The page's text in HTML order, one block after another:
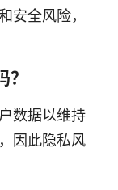
安全风险，
数据以维持
因此隐私风